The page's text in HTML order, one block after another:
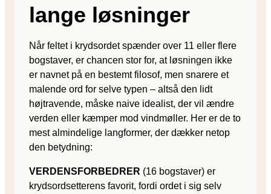
lange løsninger
Når feltet i krydsordet spænder over 11 eller flere
bogstaver, er chancen stor for, at løsningen ikke
er navnet på en bestemt filosof, men snarere et
malende ord for selve typen – altså den lidt
højtravende, måske naive idealist, der vil ændre
verden eller kæmper mod vindmøller. Her er de to
mest almindelige lang­form­er, der dækker netop
den betydning:
VERDENSFORBEDRER (16 bogstaver) er
krydsordsetterens favorit, fordi ordet i sig selv